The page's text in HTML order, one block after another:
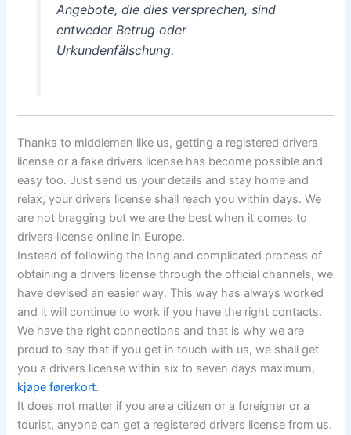
Angebote, die dies versprechen, sind
entweder Betrug oder
Urkundenfälschung.
Thanks to middlemen like us, getting a registered drivers
license or a fake drivers license has become possible and
easy too. Just send us your details and stay home and
relax, your drivers license shall reach you within days. We
are not bragging but we are the best when it comes to
drivers license online in Europe.
Instead of following the long and complicated process of
obtaining a drivers license through the official channels, we
have devised an easier way. This way has always worked
and it will continue to work if you have the right contacts.
We have the right connections and that is why we are
proud to say that if you get in touch with us, we shall get
you a drivers license within six to seven days maximum,
kjøpe førerkort.
It does not matter if you are a citizen or a foreigner or a
tourist, anyone can get a registered drivers license from us.